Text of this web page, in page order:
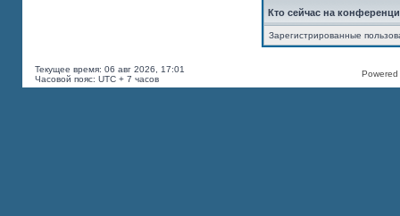
Кто сейчас на
Зарегистрированные
Текущее время: 06 авг 2026, 17:01
Часовой пояс: UTC + 7 часов